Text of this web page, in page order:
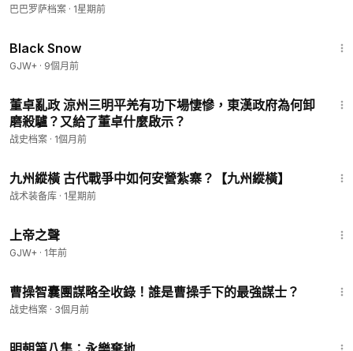
巴巴罗萨档案 · 1星期前
Black Snow
GJW+ · 9個月前
董卓亂政 涼州三明平羌有功下場悽慘，東漢政府為何卸
磨殺驢？又給了董卓什麼啟示？
战史档案 · 1個月前
九州縱橫 古代戰爭中如何安營紮寨？【九州縱橫】
战术装备库 · 1星期前
上帝之聲
GJW+ · 1年前
曹操智囊團謀略全收錄！誰是曹操手下的最強謀士？
战史档案 · 3個月前